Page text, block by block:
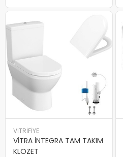
VİTRİFİYE
VİTRA İNTEGRA TAM TAKIM
KLOZET